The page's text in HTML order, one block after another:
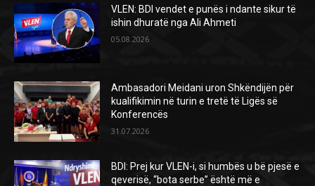
VLEN: BDI vendet e punës i ndante sikur të
ishin dhuratë nga Ali Ahmeti
05.08.2026
Ambasadori Meidani uron Shkëndijën për
kualifikimin në turin e tretë të Ligës së
Konferencës
31.07.2026
BDI: Prej kur VLEN-i, si humbës u bë pjesë e
qeverisë, “bota serbe” është më e